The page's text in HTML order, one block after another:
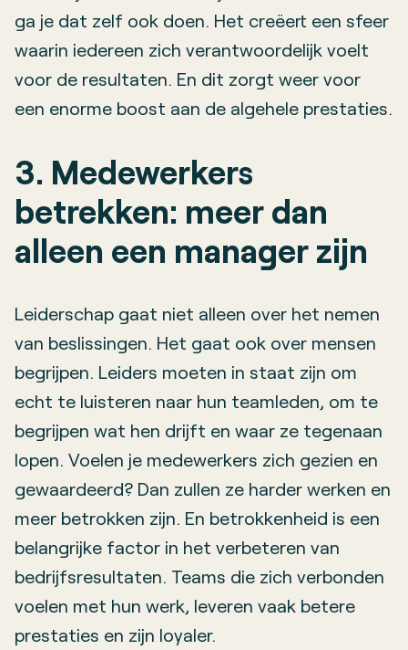
ga je dat zelf ook doen. Het creëert een sfeer
waarin iedereen zich verantwoordelijk voelt
voor de resultaten. En dit zorgt weer voor
een enorme boost aan de algehele prestaties.
3. Medewerkers
betrekken: meer dan
alleen een manager zijn
Leiderschap gaat niet alleen over het nemen
van beslissingen. Het gaat ook over mensen
begrijpen. Leiders moeten in staat zijn om
echt te luisteren naar hun teamleden, om te
begrijpen wat hen drijft en waar ze tegenaan
lopen. Voelen je medewerkers zich gezien en
gewaardeerd? Dan zullen ze harder werken en
meer betrokken zijn. En betrokkenheid is een
belangrijke factor in het verbeteren van
bedrijfsresultaten. Teams die zich verbonden
voelen met hun werk, leveren vaak betere
prestaties en zijn loyaler.